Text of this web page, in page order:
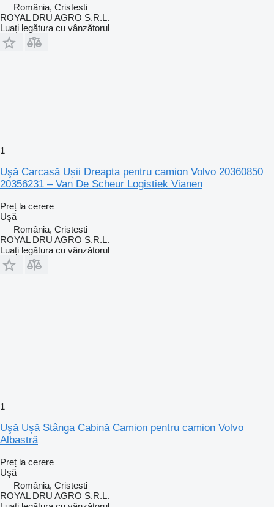
România, Cristesti
ROYAL DRU AGRO S.R.L.
Luați legătura cu vânzătorul
1
Uşă Carcasă Ușii Dreapta pentru camion Volvo 20360850
20356231 – Van De Scheur Logistiek Vianen
Preț la cerere
Uşă
România, Cristesti
ROYAL DRU AGRO S.R.L.
Luați legătura cu vânzătorul
1
Uşă Ușă Stânga Cabină Camion pentru camion Volvo
Albastră
Preț la cerere
Uşă
România, Cristesti
ROYAL DRU AGRO S.R.L.